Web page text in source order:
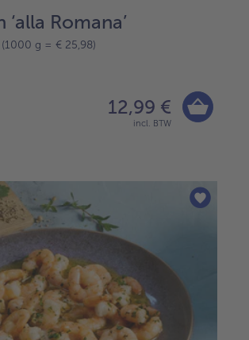
Romana’
g = € 25,98)
12,99 €
incl. BTW